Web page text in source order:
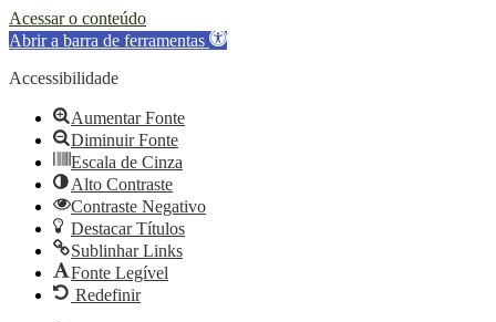
Acessar o conteúdo
Abrir a barra de ferramentas
Accessibilidade
Aumentar Fonte
Diminuir Fonte
Escala de Cinza
Alto Contraste
Contraste Negativo
Destacar Títulos
Sublinhar Links
Fonte Legível
Redefinir